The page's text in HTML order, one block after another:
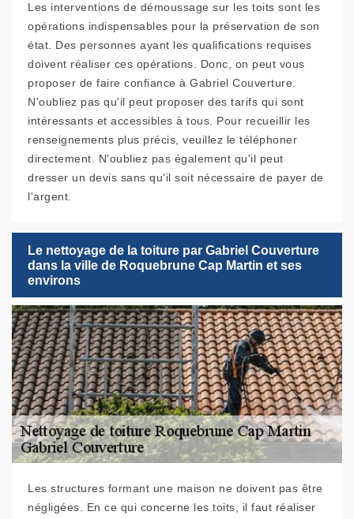
Les interventions de démoussage sur les toits sont les
opérations indispensables pour la préservation de son
état. Des personnes ayant les qualifications requises
doivent réaliser ces opérations. Donc, on peut vous
proposer de faire confiance à Gabriel Couverture.
N'oubliez pas qu'il peut proposer des tarifs qui sont
intéressants et accessibles à tous. Pour recueillir les
renseignements plus précis, veuillez le téléphoner
directement. N'oubliez pas également qu'il peut
dresser un devis sans qu'il soit nécessaire de payer de
l'argent.
Le nettoyage de la toiture par Gabriel Couverture
dans la ville de Roquebrune Cap Martin et ses
environs
Les structures formant une maison ne doivent pas être
négligées. En ce qui concerne les toits, il faut réaliser